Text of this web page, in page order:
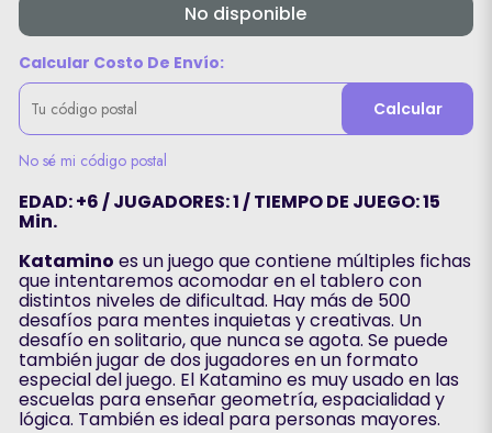
No disponible
Calcular Costo De Envío:
Calcular
No sé mi código postal
EDAD: +6 / JUGADORES: 1 / TIEMPO DE JUEGO: 15
Min.
Katamino es un juego que contiene múltiples fichas
que intentaremos acomodar en el tablero con
distintos niveles de dificultad. Hay más de 500
desafíos para mentes inquietas y creativas. Un
desafío en solitario, que nunca se agota. Se puede
también jugar de dos jugadores en un formato
especial del juego. El Katamino es muy usado en las
escuelas para enseñar geometría, espacialidad y
lógica. También es ideal para personas mayores.